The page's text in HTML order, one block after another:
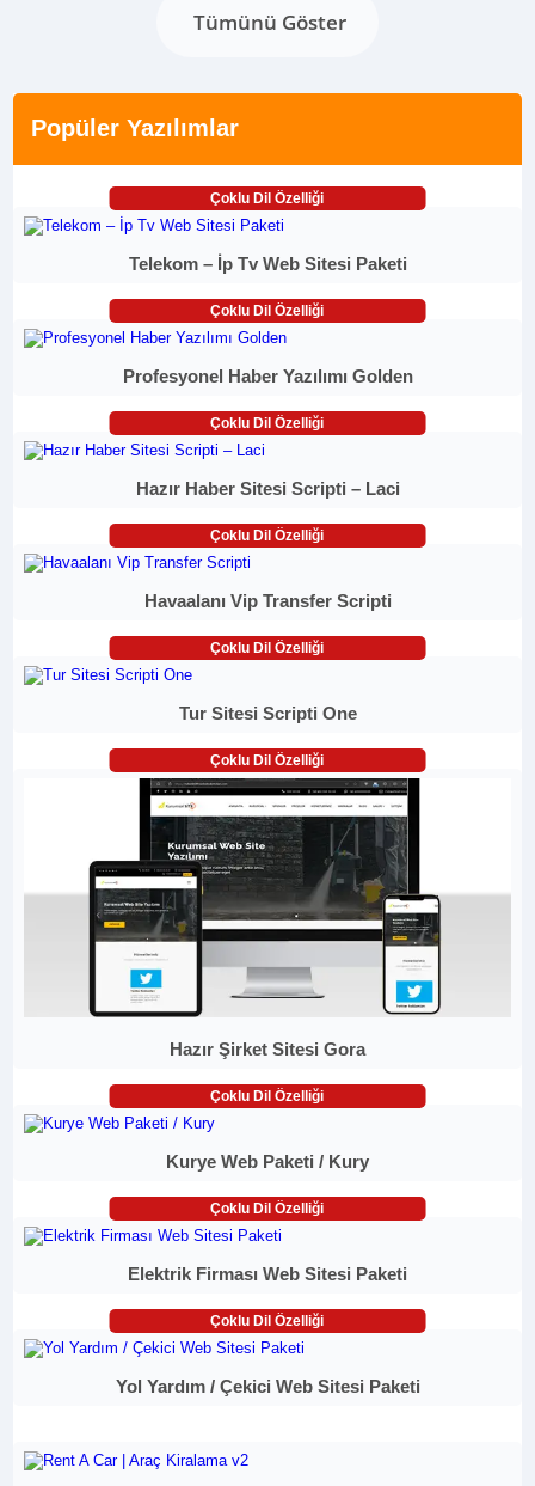
Tümünü Göster
Popüler Yazılımlar
Çoklu Dil Özelliği
Telekom – İp Tv Web Sitesi Paketi
Çoklu Dil Özelliği
Profesyonel Haber Yazılımı Golden
Çoklu Dil Özelliği
Hazır Haber Sitesi Scripti – Laci
Çoklu Dil Özelliği
Havaalanı Vip Transfer Scripti
Çoklu Dil Özelliği
Tur Sitesi Scripti One
Çoklu Dil Özelliği
Hazır Şirket Sitesi Gora
Çoklu Dil Özelliği
Kurye Web Paketi / Kury
Çoklu Dil Özelliği
Elektrik Firması Web Sitesi Paketi
Çoklu Dil Özelliği
Yol Yardım / Çekici Web Sitesi Paketi